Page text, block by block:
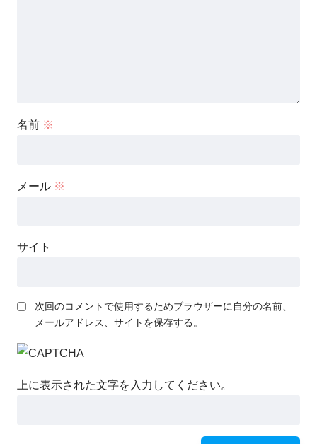
名前 ※
メール ※
サイト
次回のコメントで使用するためブラウザーに自分の名前、
メールアドレス、サイトを保存する。
上に表示された文字を入力してください。